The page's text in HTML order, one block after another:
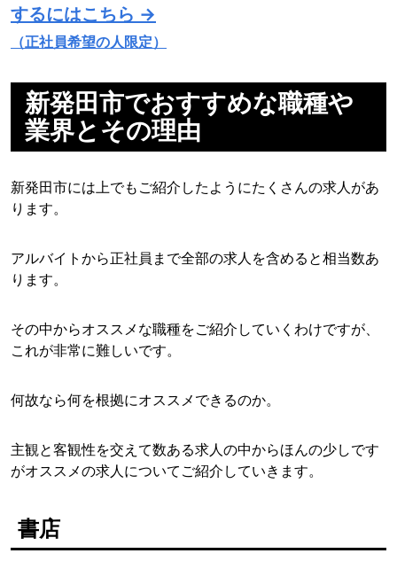
するにはこちら →
（正社員希望の人限定）
新発田市でおすすめな職種や
業界とその理由
新発田市には上でもご紹介したようにたくさんの求人があ
ります。
アルバイトから正社員まで全部の求人を含めると相当数あ
ります。
その中からオススメな職種をご紹介していくわけですが、
これが非常に難しいです。
何故なら何を根拠にオススメできるのか。
主観と客観性を交えて数ある求人の中からほんの少しです
がオススメの求人についてご紹介していきます。
書店